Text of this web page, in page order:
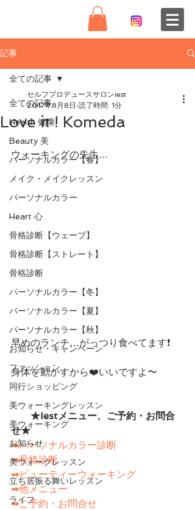
記事
全ての記事
Health 健康
Beauty 美
パーソナルカラー【春】
メイク・メイクレッスン
パーソナルカラー
Heart 心
骨格診断【ウェーブ】
骨格診断【ストレート】
骨格診断
パーソナルカラー【冬】
パーソナルカラー【夏】
パーソナルカラー【秋】
お知らせ・キャンペーン
ファッション
同行ショッピング
美ウォーキングレッスン
美ウォーキング
お知らせ
美ウォークレッスン
立ち居振る舞いレッスン
ライフ
全ての記事
Love it ! Komeda
セルフプロデュースサロンiest
2017年8月8日 読了時間: 1分
ウォーキングの先生…
早めのランチ…がっつり食べてます❗️
身体を動かすから❤️いいですよ〜
★Iestメニュー、ご予約・お問合
せ★
➡パーソナルカラー診断
➡骨格診断
➡ビューティーウォーキング
➡他メニュー
➡ご予約・お問合せ